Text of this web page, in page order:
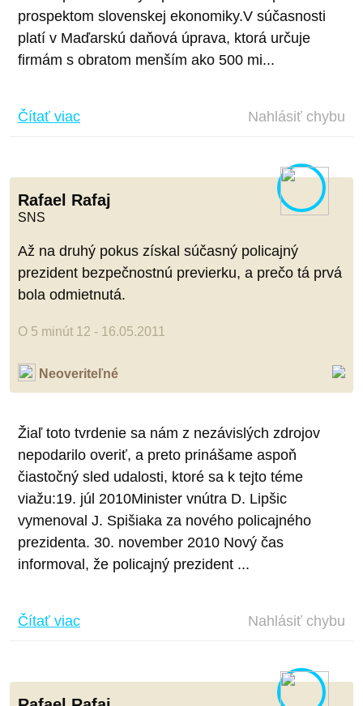
prospektom slovenskej ekonomiky.V súčasnosti
platí v Maďarskú daňová úprava, ktorá určuje
firmám s obratom menším ako 500 mi...
Čítať viac Nahlásiť chybu
Rafael Rafaj
SNS
Až na druhý pokus získal súčasný policajný
prezident bezpečnostnú previerku, a prečo tá prvá
bola odmietnutá.
O 5 minút 12 - 16.05.2011
Neoveriteľné
Žiaľ toto tvrdenie sa nám z nezávislých zdrojov
nepodarilo overiť, a preto prinášame aspoň
čiastočný sled udalosti, ktoré sa k tejto téme
viažu:19. júl 2010Minister vnútra D. Lipšic
vymenoval J. Spišiaka za nového policajného
prezidenta. 30. november 2010 Nový čas
informoval, že policajný prezident ...
Čítať viac Nahlásiť chybu